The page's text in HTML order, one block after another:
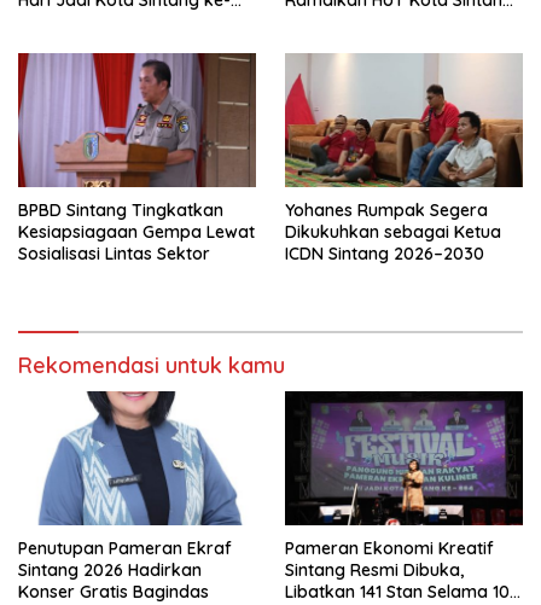
BPBD Sintang Tingkatkan
Kesiapsiagaan Gempa Lewat
Sosialisasi Lintas Sektor
Yohanes Rumpak Segera
Dikukuhkan sebagai Ketua
ICDN Sintang 2026–2030
Rekomendasi untuk kamu
Penutupan Pameran Ekraf
Sintang 2026 Hadirkan
Konser Gratis Bagindas
Pameran Ekonomi Kreatif
Sintang Resmi Dibuka,
Libatkan 141 Stan Selama 10